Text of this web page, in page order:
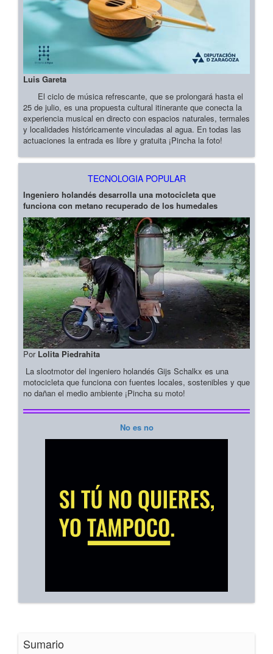
Luis Gareta
El ciclo de música refrescante, que se prolongará hasta el
25 de julio, es una propuesta cultural itinerante que conecta la
experiencia musical en directo con espacios naturales, termales
y localidades históricamente vinculadas al agua. En todas las
actuaciones la entrada es libre y gratuita ¡Pincha la foto!
TECNOLOGIA POPULAR
Ingeniero holandés desarrolla una motocicleta que
funciona con metano recuperado de los humedales
Por Lolita Piedrahita
La slootmotor del ingeniero holandés Gijs Schalkx es una
motocicleta que funciona con fuentes locales, sostenibles y que
no dañan el medio ambiente ¡Pincha su moto!
No es no
Sumario